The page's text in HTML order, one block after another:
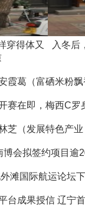
穿得体又
入冬后
霞葛（富硒米粉
赛在即，梅西C罗
芝（发展特色产
博会拟签约项目逾
滩国际航运论坛
台成果授信 辽宁首